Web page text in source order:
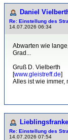
Daniel
Re: Einstellung des
14.07.2026 06:34
Abwarten wie
Grad...
Gruß D. Vielberth
[www.gleistreff.de]
Alles ist wie immer,
Lieblingsfranke
Re: Einstellung des
14.07.2026 07:54